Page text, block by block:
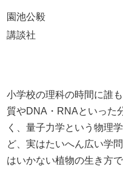
園池公毅
講談社
小学校の理科の時間に誰
質やDNA・RNAといった
く、量子力学という物理
ど、実はたいへん広い学
はいかない植物の生き方